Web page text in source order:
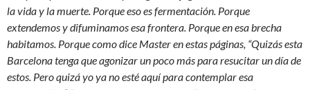
la vida y la muerte. Porque eso es fermentación. Porque
extendemos y difuminamos esa frontera. Porque en esa brecha
habitamos. Porque como dice Master en estas páginas, “Quizás esta
Barcelona tenga que agonizar un poco más para resucitar un día de
estos. Pero quizá yo ya no esté aquí para contemplar esa